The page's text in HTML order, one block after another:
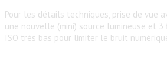
Pour les détails techniques, prise de vue
une nouvelle (mini) source lumineuse et 3
ISO très bas pour limiter le bruit